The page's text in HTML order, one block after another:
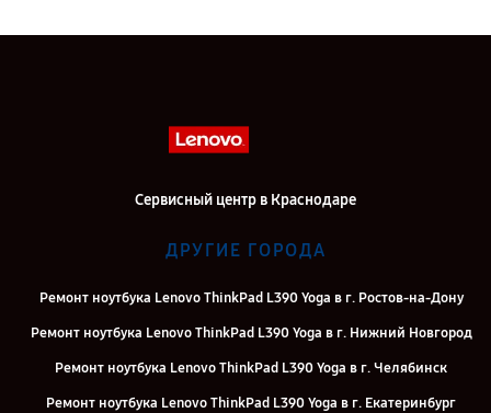
Сервисный центр в Краснодаре
ДРУГИЕ ГОРОДА
Ремонт ноутбука Lenovo ThinkPad L390 Yoga в г. Ростов-на-Дону
Ремонт ноутбука Lenovo ThinkPad L390 Yoga в г. Нижний Новгород
Ремонт ноутбука Lenovo ThinkPad L390 Yoga в г. Челябинск
Ремонт ноутбука Lenovo ThinkPad L390 Yoga в г. Екатеринбург